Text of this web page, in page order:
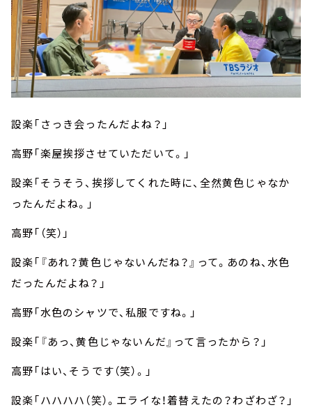
設楽「さっき会ったんだよね？」
高野「楽屋挨拶させていただいて。」
設楽「そうそう、挨拶してくれた時に、全然黄色じゃなか
ったんだよね。」
高野「（笑）」
設楽「『あれ？黄色じゃないんだね？』って。あのね、水色
だったんだよね？」
高野「水色のシャツで、私服ですね。」
設楽「『あっ、黄色じゃないんだ』って言ったから？」
高野「はい、そうです（笑）。」
設楽「ハハハハ（笑）。エライな！着替えたの？わざわざ？」